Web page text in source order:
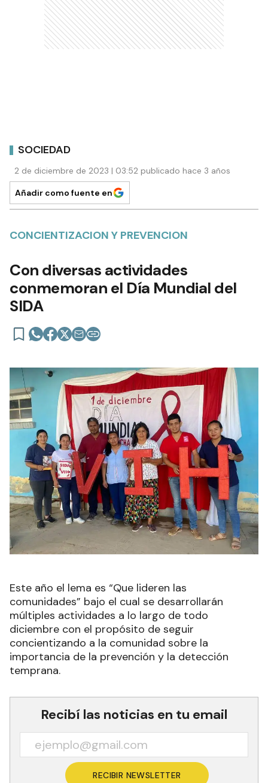
SOCIEDAD
2 de diciembre de 2023 | 03:52 publicado hace 3 años
Añadir como fuente en
CONCIENTIZACION Y PREVENCION
Con diversas actividades
conmemoran el Día Mundial del
SIDA
Este año el lema es “Que lideren las
comunidades” bajo el cual se desarrollarán
múltiples actividades a lo largo de todo
diciembre con el propósito de seguir
concientizando a la comunidad sobre la
importancia de la prevención y la detección
temprana.
Recibí las noticias en tu email
RECIBIR NEWSLETTER